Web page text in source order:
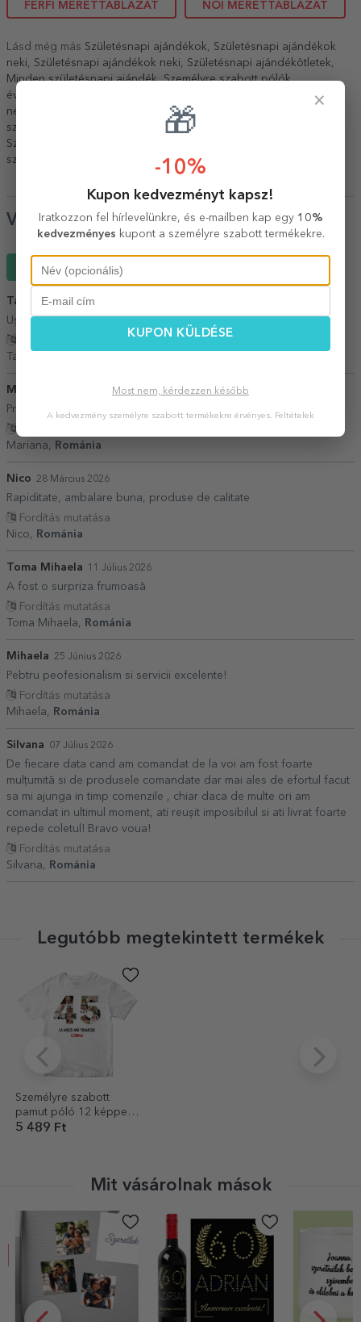
FÉRFI MÉRETTÁBLÁZAT NŐI MÉRETTÁBLÁZAT
Lásd még más Születésnapi ajándékok, Születésnapi ajándékok
neki, Születésnapi ajándékok neki, Születésnapi ajándékötletek,
Minden születésnapi ajándék,Személyre szabott pólók
évfordulókra
Minden ajándék
neki
Pólók neki
szabott pólók neki
Minden egyedi póló
Személyre szabott pólók
szabott pólók szöveggel
Vélemények
Írj egy véleményt
Tatiana 09 Március 2026
Ușor de navigat Diversitatea produselor
Tatiana,
Mariana 20 Február 2026
Produse exact că în descriere. Livrare rapidă.
Fordítás mutatása
Mariana,
Románia
Nico 28 Március 2026
Rapiditate, ambalare buna, produse de calitate
Fordítás mutatása
Nico,
Románia
Toma Mihaela 11 Július 2026
A fost o surpriza frumoasă
Fordítás mutatása
Toma Mihaela,
Románia
Mihaela 25 Június 2026
Pebtru peofesionalism si servicii excelente!
Fordítás mutatása
Mihaela,
Románia
Silvana 07 Július 2026
De fiecare data cand am comandat de la voi am fost foarte
mulțumită si de produsele comandate dar mai ales de efortul facut
sa mi ajunga in timp comenzile , chiar daca de multe ori am
comandat in ultimul moment, ati reușit imposibilul si ati livrat foarte
repede coletul! Bravo voua!
Fordítás mutatása
Silvana,
Románia
Legutóbb megtekintett termékek
Személyre szabott
pamut póló 12 képpel
és üzenettel – 45 éves
5 489 Ft
Mit vásárolnak mások
×
🎁
-10%
Kupon kedvezményt kapsz!
Iratkozzon fel hírlevelünkre, és e-mailben kap egy 10%
kedvezményes kupont a személyre szabott termékekre.
KUPON KÜLDÉSE
Most nem, kérdezzen később
A kedvezmény személyre szabott termékekre érvényes. Feltételek